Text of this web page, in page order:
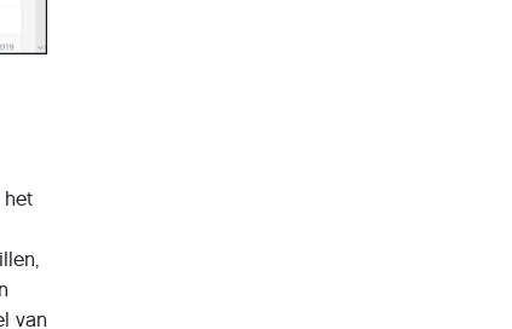
het
van